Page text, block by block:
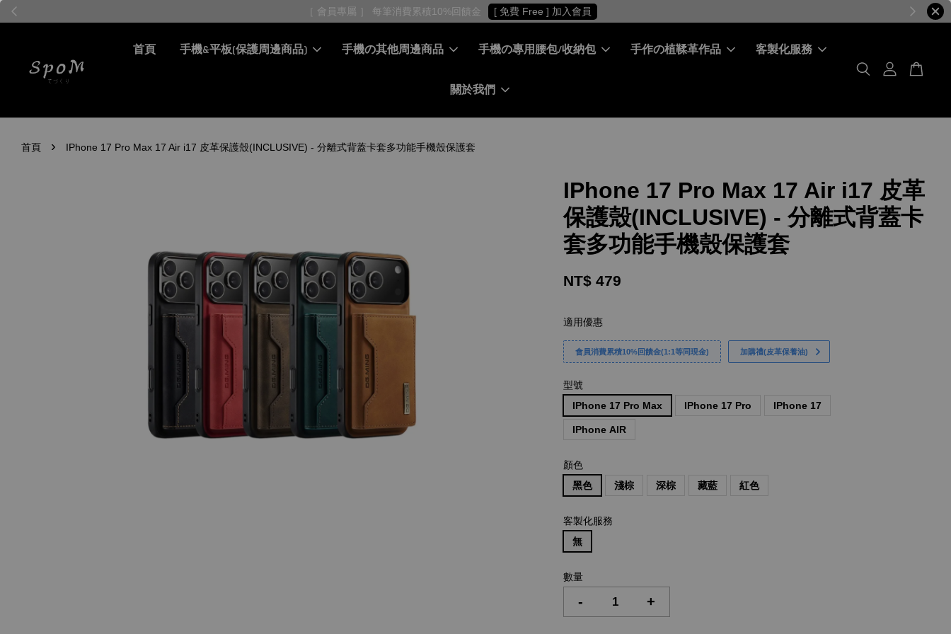
［ 會員專屬 ］ 每筆消費累積10%回饋金 [ 免費 Free ] 加入會員
首頁 手機&平板(保護周邊商品) 手機の其他周邊商品 手機の專用腰包/收納包 手作の植鞣革作品 客製化服務
關於我們
首頁 › IPhone 17 Pro Max 17 Air i17 皮革保護殼(INCLUSIVE) - 分離式背蓋卡套多功能手機殼保護套
IPhone 17 Pro Max 17 Air i17 皮革
保護殼(INCLUSIVE) - 分離式背蓋卡
套多功能手機殼保護套
NT$ 479
適用優惠
會員消費累積10%回饋金(1:1等同現金) 加購禮(皮革保養油)
型號
IPhone 17 Pro Max
IPhone 17 Pro IPhone 17
IPhone AIR
顏色
黑色
淺棕 深棕 藏藍 紅色
客製化服務
無
數量
- +